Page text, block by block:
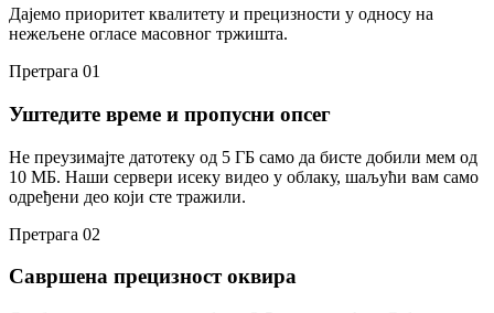
Дајемо приоритет квалитету и прецизности у односу на
нежељене огласе масовног тржишта.
Претрага 01
Уштедите време и пропусни опсег
Не преузимајте датотеку од 5 ГБ само да бисте добили мем од
10 МБ. Наши сервери исеку видео у облаку, шаљући вам само
одређени део који сте тражили.
Претрага 02
Савршена прецизност оквира